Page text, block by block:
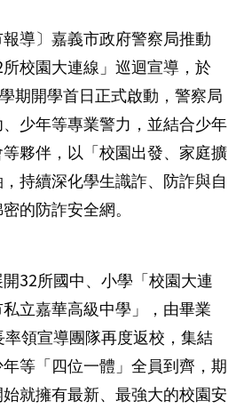
報導〕嘉義市政府警察局推動
校園大連線」巡迴宣導，於
期開學首日正式啟動，警察局
少年等專業警力，並結合少年
夥伴，以「校園出發、家庭擴
持續深化學生識詐、防詐與自
的防詐安全網。
32所國中、小學「校園大連
立嘉華高級中學」，由畢業
領宣導團隊再度返校，集結
等「四位一體」全員到齊，期
就擁有最新、最強大的校園安